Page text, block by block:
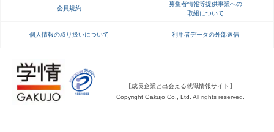
会員規約
募集者情報等提供事業への
取組について
個人情報の取り扱いについて 利用者データの外部送信
【成長企業と出会える就職情報サイト】
Copyright Gakujo Co., Ltd. All rights reserved.